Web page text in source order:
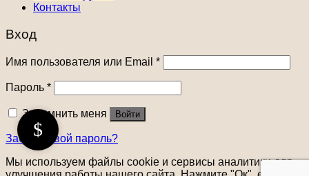
Контакты
Вход
Имя пользователя или Email *
Пароль *
Запомнить меня Войти
Забыли свой пароль?
Мы используем файлы cookie и сервисы аналитики для